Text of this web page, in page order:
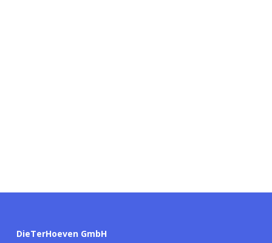
DieTerHoeven GmbH